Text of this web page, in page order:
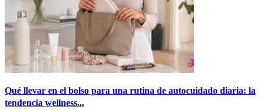
Qué llevar en el bolso para una rutina de autocuidado diaria: la
tendencia wellness...